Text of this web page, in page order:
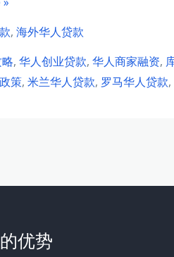
, 海外华人贷款
, 华人创业贷款, 华人商家融资,
策, 米兰华人贷款, 罗马华人贷款,
优势